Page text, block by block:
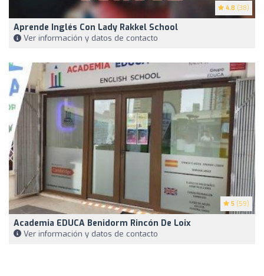
4.8 (38)
Aprende Inglés Con Lady Rakkel School
Ver información y datos de contacto
5 (59)
Academia EDUCA Benidorm Rincón De Loix
Ver información y datos de contacto